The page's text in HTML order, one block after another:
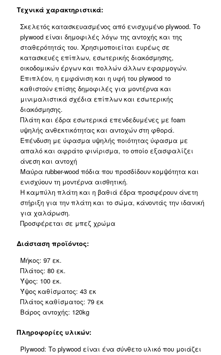
Τεχνικά χαρακτηριστικά:
Σκελετός κατασκευασμένος από ενισχυμένο plywood. Το
plywood είναι δημοφιλές λόγω της αντοχής και της
σταθερότητάς του. Χρησιμοποιείται ευρέως σε
κατασκευές επίπλων, εσωτερικής διακόσμησης,
οικοδομικών έργων και πολλών άλλων εφαρμογών.
Επιπλέον, η εμφάνιση και η υφή του plywood το
καθιστούν επίσης δημοφιλές για μοντέρνα και
μινιμαλιστικά σχέδια επίπλων και εσωτερικής
διακόσμησης.
Πλάτη και έδρα εσωτερικά επενδεδυμένες με foam
υψηλής ανθεκτικότητας και αντοχών στη φθορά.
Επένδυση με ύφασμα υψηλής ποιότητας ύφασμα με
απαλό και αφράτο φινίρισμα, το οποίο εξασφαλίζει
άνεση και αντοχή
Μαύρα rubber-wood πόδια που προσδίδουν κομψότητα και
ενισχύουν τη μοντέρνα αισθητική.
Η καμπύλη πλάτη και η βαθιά έδρα προσφέρουν άνετη
στήριξη για την πλάτη και το σώμα, κάνοντάς την ιδανική
για χαλάρωση.
Προσφέρεται σε μπεζ χρώμα
Διάσταση προϊόντος:
Μήκος: 97 εκ.
Πλάτος: 80 εκ.
Ύψος: 100 εκ.
Ύψος καθίσματος: 43 εκ
Πλάτος καθίσματος: 79 εκ
Βάρος αντοχής: 120kg
Πληροφορίες υλικών:
Plywood: Το plywood είναι ένα σύνθετο υλικό που μοιάζει